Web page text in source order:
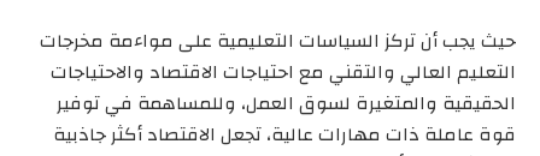
حيث يجب أن تركز السياسات التعليمية على مواءمة مخرجات
التعليم العالي والتقني مع احتياجات الاقتصاد والاحتياجات
الحقيقية والمتغيرة لسوق العمل، وللمساهمة في توفير
قوة عاملة ذات مهارات عالية، تجعل الاقتصاد أكثر جاذبية